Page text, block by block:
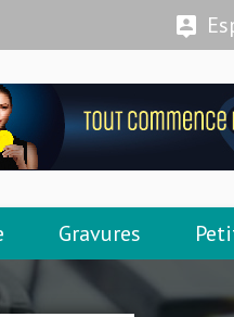
Gravures